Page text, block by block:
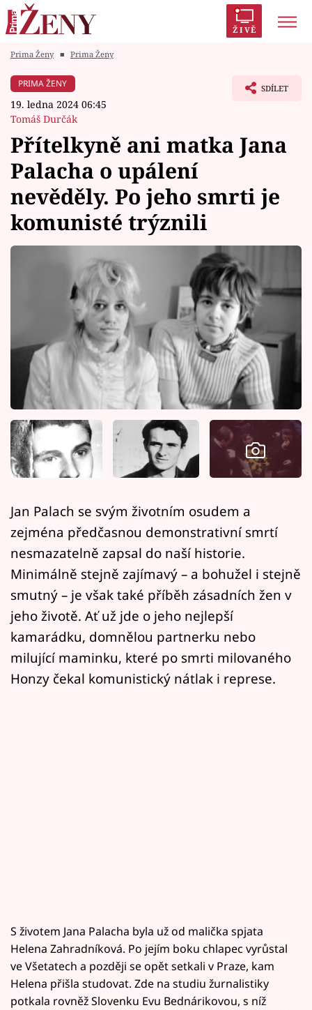
ŽIVĚ
Módní alarm
Témata
Celebrity
Vztahy
Horoskopy
Sledujte prima+
Filmový festival Karlovy Vary
Pořady
Mámy sobě
Sledujte nás
Prima Ženy ■ Prima Ženy
PRIMA ŽENY
19. ledna 2024 06:45
Tomáš Durčák
SDÍLET
Přítelkyně ani matka Jana
Palacha o upálení
nevěděly. Po jeho smrti je
komunisté trýznili
Jan Palach se svým životním osudem a
zejména předčasnou demonstrativní smrtí
nesmazatelně zapsal do naší historie.
Minimálně stejně zajímavý – a bohužel i stejně
smutný – je však také příběh zásadních žen v
jeho životě. Ať už jde o jeho nejlepší
kamarádku, domnělou partnerku nebo
milující maminku, které po smrti milovaného
Honzy čekal komunistický nátlak i represe.
S životem Jana Palacha byla už od malička spjata
Helena Zahradníková. Po jejím boku chlapec vyrůstal
ve Všetatech a později se opět setkali v Praze, kam
Helena přišla studovat. Zde na studiu žurnalistiky
potkala rovněž Slovenku Evu Bednárikovou, s níž